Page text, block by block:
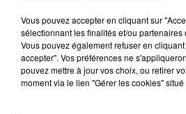
À Hoerdt, de l’eau brune
Depuis plusieurs jours, des
l’eau brune s’écouler de leurs
Vous pouvez accepter en cliquant sur
sélectionnant les finalités et/ou partenaires
Vous pouvez également refuser en
accepter". Vos préférences ne
pouvez mettre à jour vos choix, ou retirer
moment via le lien "Gérer les cookies"